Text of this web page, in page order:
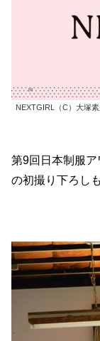
NEXTGIRL（C）大塚
第9回日本制服
の初撮り下ろし